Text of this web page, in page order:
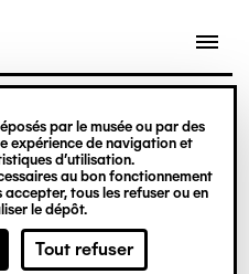
par le musée ou par des
expérience de navigation et
d’utilisation.
au bon fonctionnement
tous les refuser ou en
le dépôt.
Tout refuser